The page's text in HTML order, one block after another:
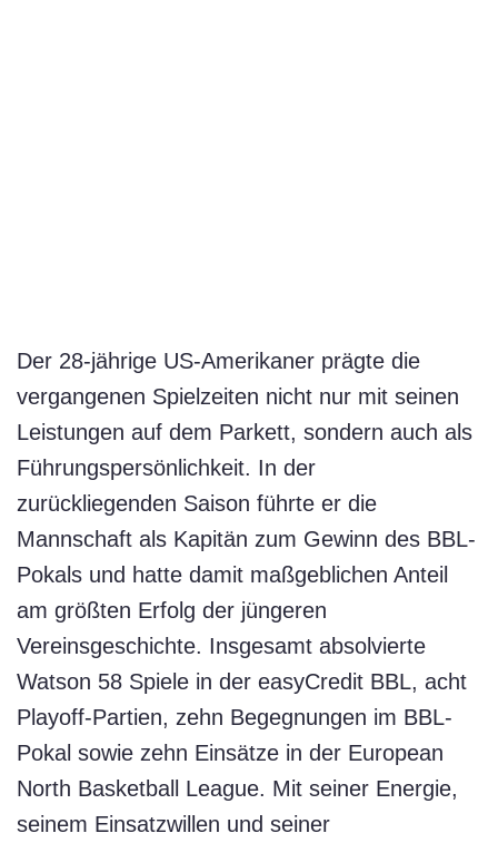
Der 28-jährige US-Amerikaner prägte die
vergangenen Spielzeiten nicht nur mit seinen
Leistungen auf dem Parkett, sondern auch als
Führungspersönlichkeit. In der
zurückliegenden Saison führte er die
Mannschaft als Kapitän zum Gewinn des BBL-
Pokals und hatte damit maßgeblichen Anteil
am größten Erfolg der jüngeren
Vereinsgeschichte. Insgesamt absolvierte
Watson 58 Spiele in der easyCredit BBL, acht
Playoff-Partien, zehn Begegnungen im BBL-
Pokal sowie zehn Einsätze in der European
North Basketball League. Mit seiner Energie,
seinem Einsatzwillen und seiner